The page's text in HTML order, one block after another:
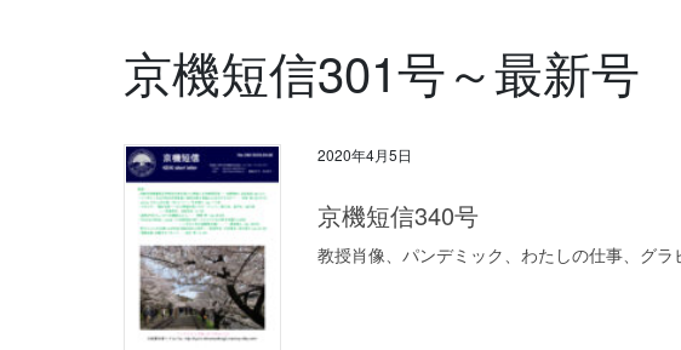
京機短信301号～最新号
2020年4月5日
京機短信340号
教授肖像、パンデミック、わたしの仕事、グ